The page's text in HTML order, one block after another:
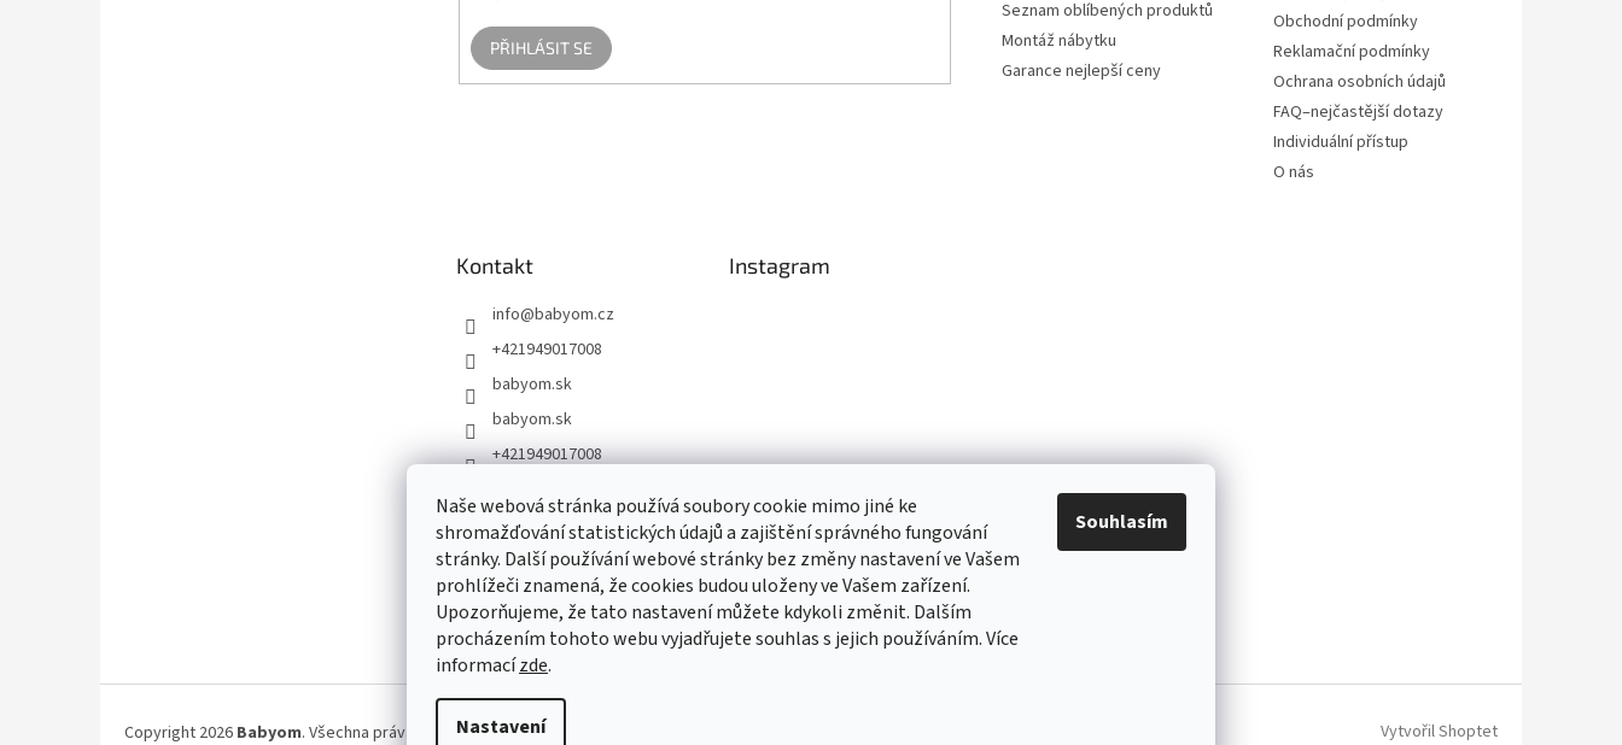
Naše webová stránka používá soubory cookie mimo jiné ke
shromažďování statistických údajů a zajištění správného fungování
stránky. Další používání webové stránky bez změny nastavení ve Vašem
prohlížeči znamená, že cookies budou uloženy ve Vašem zařízení.
Upozorňujeme, že tato nastavení můžete kdykoli změnit. Dalším
procházením tohoto webu vyjadřujete souhlas s jejich používáním. Více
informacízde.
Nastavení
Souhlasím
PŘIHLÁSIT SE
Seznam oblíbených produktů
Montáž nábytku
Garance nejlepší ceny
Obchodní podmínky
Reklamační podmínky
Ochrana osobních údajů
FAQ–nejčastější dotazy
Individuální přístup
O nás
Kontakt
info@babyom.cz
+421949017008
babyom.sk
babyom.sk
+421949017008
m/@BabyomSKCZ
@babyomsk
Instagram
TIk Tok Instagram Facebook
Vytvořil Shoptet
Copyright 2026 Babyom. Všechna práva vyhrazena.Upravit nastavení cookies